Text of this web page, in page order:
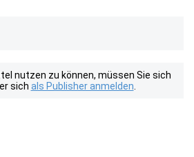
nutzen zu können, müssen Sie sich
sich als Publisher anmelden